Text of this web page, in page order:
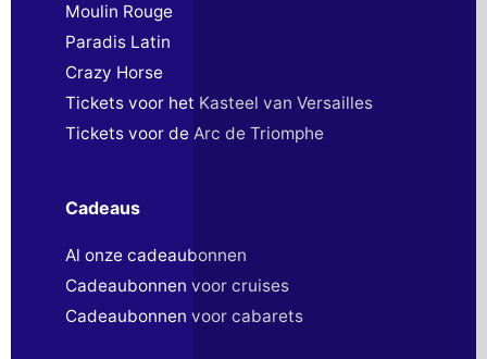
Moulin Rouge
Paradis Latin
Crazy Horse
Tickets voor het Kasteel van Versailles
Tickets voor de Arc de Triomphe
Cadeaus
Al onze cadeaubonnen
Cadeaubonnen voor cruises
Cadeaubonnen voor cabarets